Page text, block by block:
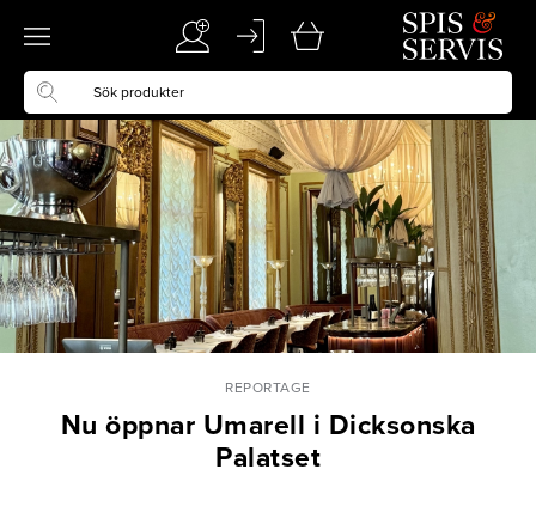
REPORTAGE
Nu öppnar Umarell i Dicksonska
Palatset